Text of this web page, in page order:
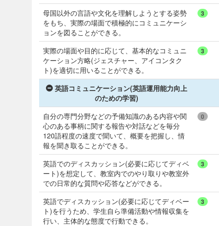
母国以外の言語や文化を理解しようとする姿勢
をもち、実際の場面で積極的にコミュニケーシ
ョンを図ることができる。
3
実際の場面や目的に応じて、基本的なコミュニ
ケーション方略(ジェスチャー、アイコンタク
ト)を適切に用いることができる。
3
英語コミュニケーション(英語運用能力向上
のための学習)
自分の専門分野などの予備知識のある内容や関
心のある事柄に関する報告や対話などを毎分
120語程度の速度で聞いて、概要を把握し、情
報を聞き取ることができる。
0
英語でのディスカッション(必要に応じてディベ
ート)を想定して、教室内でのやり取りや教室外
での日常的な質問や応答などができる。
3
英語でディスカッション(必要に応じてディベー
ト)を行うため、学生自ら準備活動や情報収集を
行い、主体的な態度で行動できる。
3